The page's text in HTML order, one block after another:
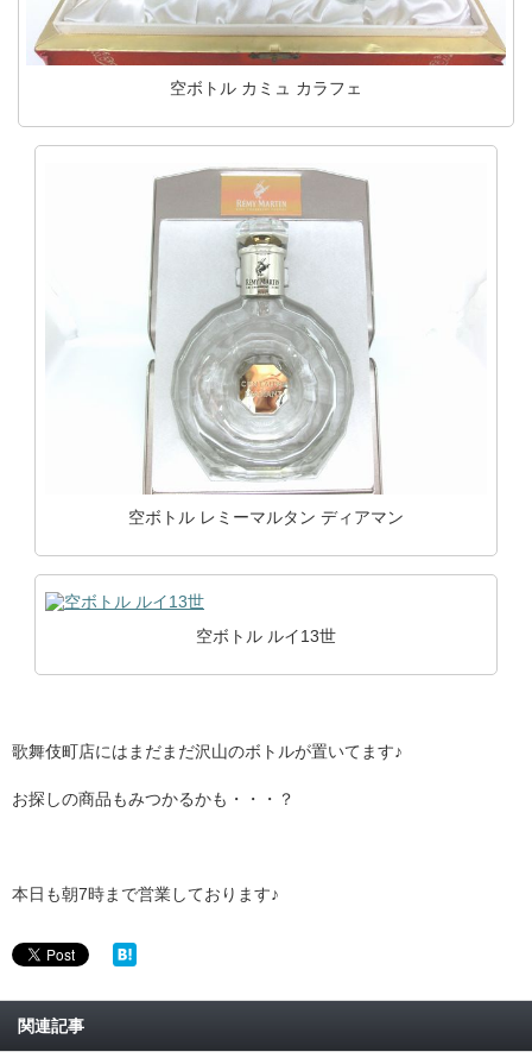
空ボトル カミュ カラフェ
空ボトル レミーマルタン ディアマン
空ボトル ルイ13世
歌舞伎町店にはまだまだ沢山のボトルが置いてます♪
お探しの商品もみつかるかも・・・？
本日も朝7時まで営業しております♪
関連記事